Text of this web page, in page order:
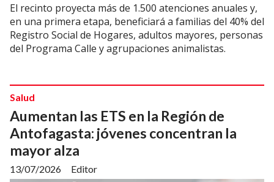
El recinto proyecta más de 1.500 atenciones anuales y,
en una primera etapa, beneficiará a familias del 40% del
Registro Social de Hogares, adultos mayores, personas
del Programa Calle y agrupaciones animalistas.
Aumentan las ETS en la Región de
Antofagasta: jóvenes concentran la
mayor alza
Editor
Salud
13/07/2026